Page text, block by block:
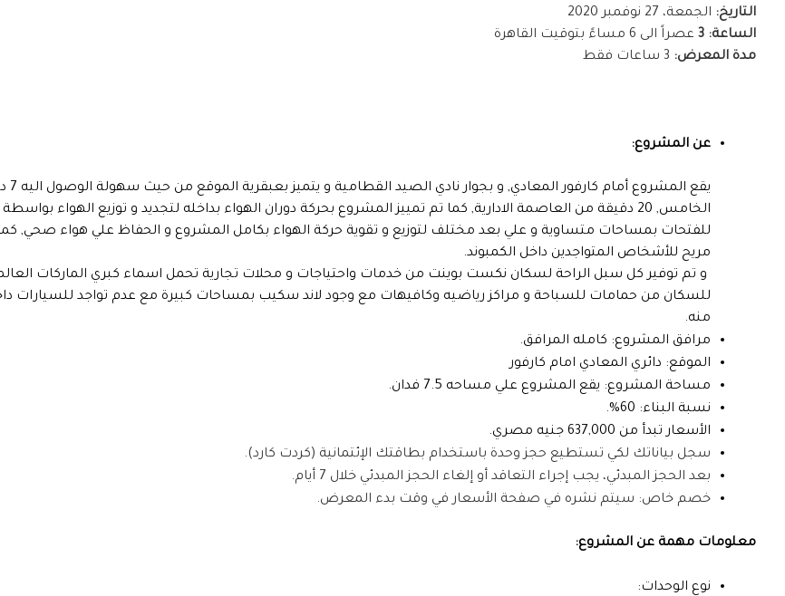
التاريخ: الجمعة، 27 نوفمبر 2020
الساعة: 3
عصراً الى 6 مساءً
بتوقيت القاهرة
مدة المعرض:
عن المشروع:
الخامس, 20 دقيقة من العاصمة الادارية, كما تم تمييز المشروع بحركة دوران الهواء بداخله لتجديد و توزيع الهواء
للفتحات بمساحات متساوية و علي بعد مختلف لتوزيع و تقوية حركة الهواء بكامل المشروع و الحفاظ علي هواء صحي, كما
مريح للأشخاص المتواجدين داخل الكمبوند.
و تم توفير كل سبل الراحة لسكان نكست بوينت من خدمات واحتياجات و محلات تجارية تحمل اسماء كبري الماركات
للسكان من حمامات للسباحة و مراكز رياضيه وكافيهات مع وجود لاند سكيب بمساحات كبيرة مع عدم تواجد للسيارات
منه.
مرافق المشروع: كامله المرافق.
الموقع: دائري المعادي امام كارفور
مساحة المشروع: يقع المشروع علي مساحه 7.5 فدان.
نسبة البناء: 60%.
الأسعار تبدأ من 637,000 جنيه مصري.
سجل بياناتك لكي تستطيع حجز وحدة باستخدام بطاقتك الإئتمانية (كردت كارد).
بعد الحجز المبدئي، يجب إجراء التعاقد أو إلغاء الحجز المبدئي خلال 7 أيام.
خصم خاص: سيتم نشره في صفحة الأسعار في وقت بدء المعرض.
معلومات مهمة عن المشروع:
نوع الوحدات: